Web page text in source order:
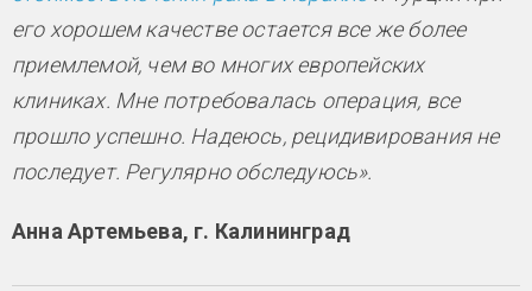
его хорошем качестве остается все же более
приемлемой, чем во многих европейских
клиниках. Мне потребовалась операция, все
прошло успешно. Надеюсь, рецидивирования не
последует. Регулярно обследуюсь».
Анна Артемьева, г. Калининград